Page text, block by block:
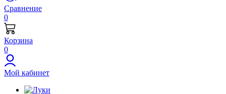
Сравнение
0
Корзина
0
Мой кабинет